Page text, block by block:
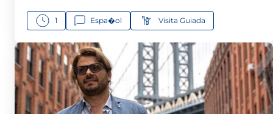
1 Espa�ol Visita Guiada